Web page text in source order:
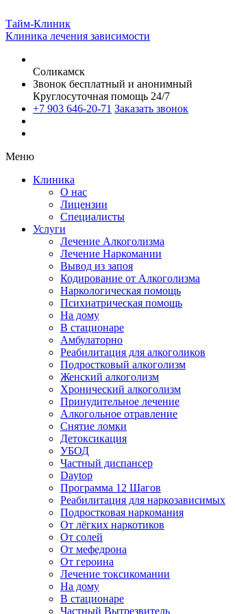
Тайм-Клиник
Клиника лечения зависимости
Соликамск
Звонок бесплатный и анонимный
Круглосуточная помощь 24/7
+7 903 646-20-71 Заказать звонок
Меню
Клиника
О нас
Лицензии
Специалисты
Услуги
Лечение Алкоголизма
Лечение Наркомании
Вывод из запоя
Кодирование от Алкоголизма
Наркологическая помощь
Психиатрическая помощь
На дому
В стационаре
Амбулаторно
Реабилитация для алкоголиков
Подростковый алкоголизм
Женский алкоголизм
Хронический алкоголизм
Принудительное лечение
Алкогольное отравление
Снятие ломки
Детоксикация
УБОД
Частный диспансер
Daytop
Программа 12 Шагов
Реабилитация для наркозависимых
Подростковая наркомания
От лёгких наркотиков
От солей
От мефедрона
От героина
Лечение токсикомании
На дому
В стационаре
Частный Вытрезвитель